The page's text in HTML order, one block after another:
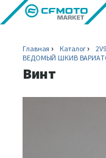
Главная Каталог
ВЕДОМЫЙ ШКИВ
Винт